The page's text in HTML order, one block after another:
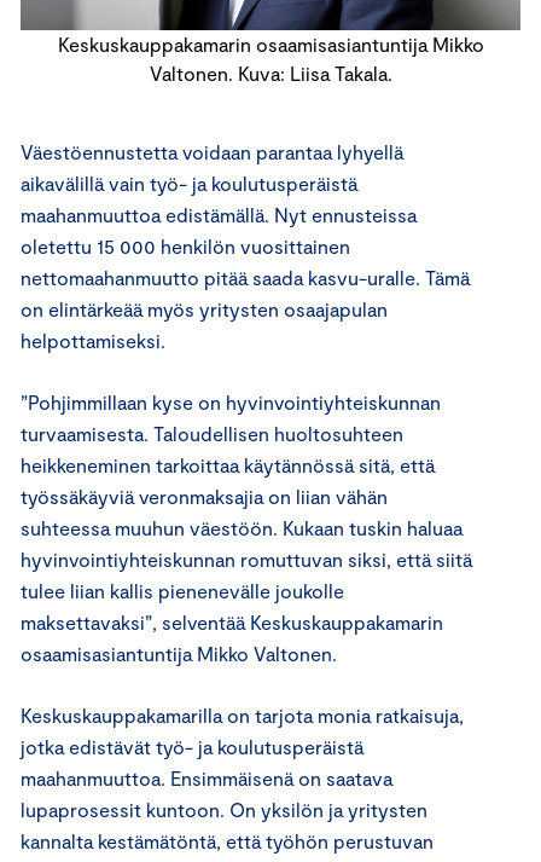
Keskuskauppakamarin osaamisasiantuntija Mikko
Valtonen. Kuva: Liisa Takala.
Väestöennustetta voidaan parantaa lyhyellä
aikavälillä vain työ- ja koulutusperäistä
maahanmuuttoa edistämällä. Nyt ennusteissa
oletettu 15 000 henkilön vuosittainen
nettomaahanmuutto pitää saada kasvu-uralle. Tämä
on elintärkeää myös yritysten osaajapulan
helpottamiseksi.
”Pohjimmillaan kyse on hyvinvointiyhteiskunnan
turvaamisesta. Taloudellisen huoltosuhteen
heikkeneminen tarkoittaa käytännössä sitä, että
työssäkäyviä veronmaksajia on liian vähän
suhteessa muuhun väestöön. Kukaan tuskin haluaa
hyvinvointiyhteiskunnan romuttuvan siksi, että siitä
tulee liian kallis pienenevälle joukolle
maksettavaksi”, selventää Keskuskauppakamarin
osaamisasiantuntija Mikko Valtonen.
Keskuskauppakamarilla on tarjota monia ratkaisuja,
jotka edistävät työ- ja koulutusperäistä
maahanmuuttoa. Ensimmäisenä on saatava
lupaprosessit kuntoon. On yksilön ja yritysten
kannalta kestämätöntä, että työhön perustuvan